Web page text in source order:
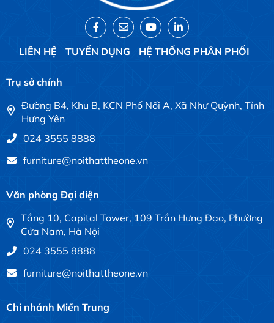
LIÊN HỆ TUYỂN DỤNG HỆ THỐNG PHÂN PHỐI
Trụ sở chính
Đường B4, Khu B, KCN Phố Nối A, Xã Như Quỳnh, Tỉnh
Hưng Yên
024 3555 8888
furniture@noithattheone.vn
Văn phòng Đại diện
Tầng 10, Capital Tower, 109 Trần Hưng Đạo, Phường
Cửa Nam, Hà Nội
024 3555 8888
furniture@noithattheone.vn
Chi nhánh Miền Trung